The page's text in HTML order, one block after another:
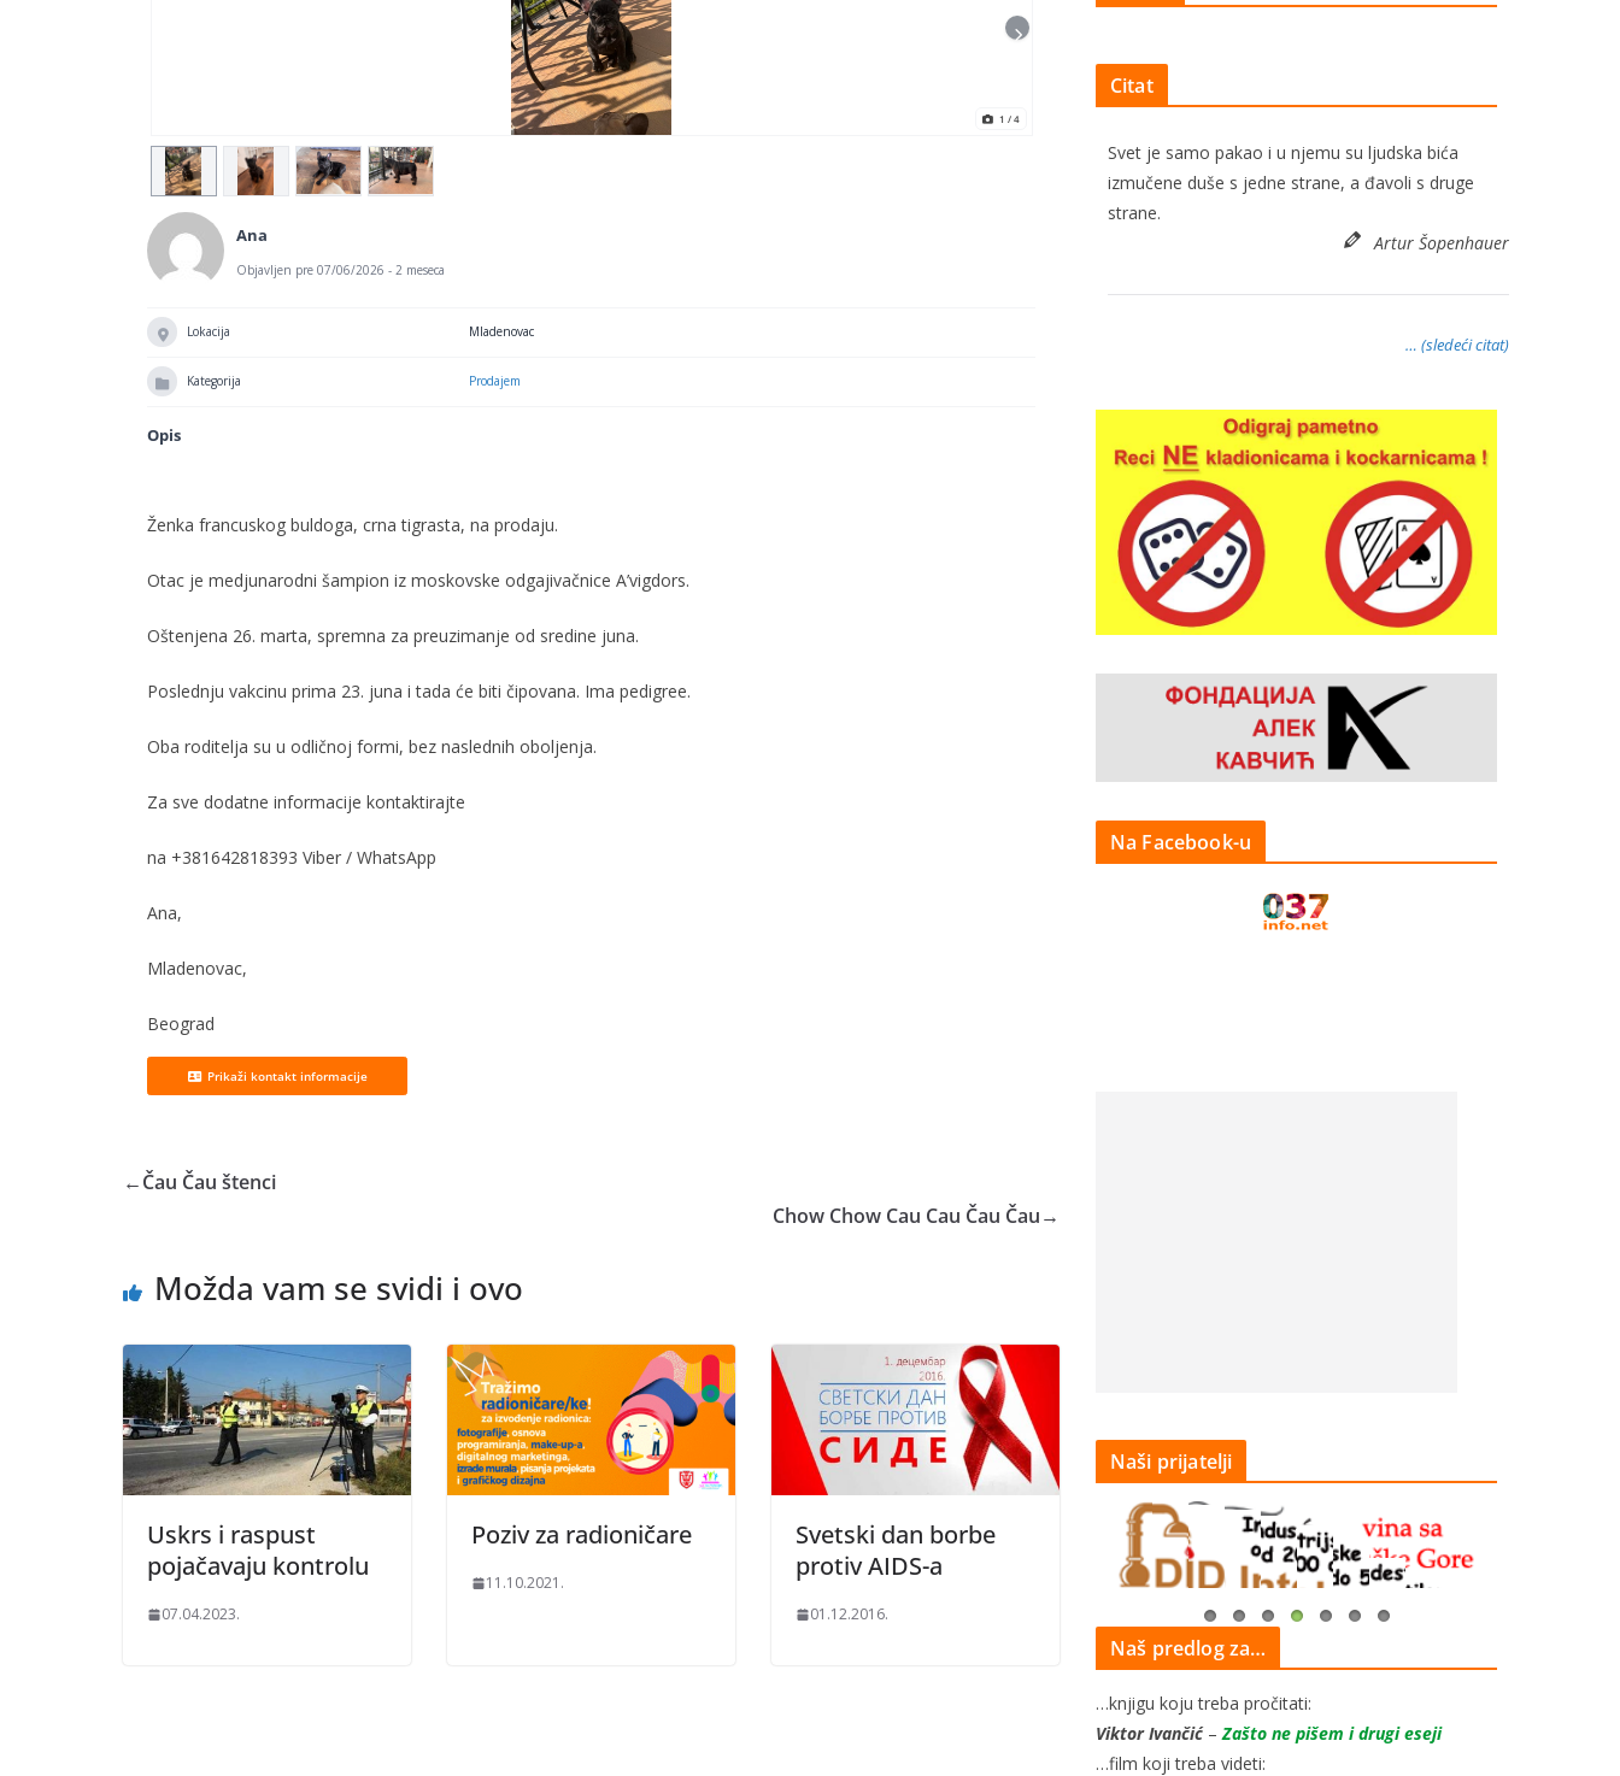
1 / 4
Ana
Objavljen pre 07/06/2026 - 2 meseca
Lokacija Mladenovac
Kategorija Prodajem
Opis
Ženka francuskog buldoga, crna tigrasta, na prodaju.
Otac je medjunarodni šampion iz moskovske odgajivačnice A’vigdors.
Oštenjena 26. marta, spremna za preuzimanje od sredine juna.
Poslednju vakcinu prima 23. juna i tada će biti čipovana. Ima pedigree.
Oba roditelja su u odličnoj formi, bez naslednih oboljenja.
Za sve dodatne informacije kontaktirajte
na +381642818393 Viber / WhatsApp
Ana,
Mladenovac,
Beograd
Prikaži kontakt informacije
←Čau Čau štenci
Chow Chow Cau Cau Čau Čau→
Možda vam se svidi i ovo
Uskrs i raspust
pojačavaju kontrolu
07.04.2023.
Poziv za radioničare
11.10.2021.
Svetski dan borbe
protiv AIDS-a
01.12.2016.
Citat
Svet je samo pakao i u njemu su ljudska bića
izmučene duše s jedne strane, a đavoli s druge
strane.
Artur Šopenhauer
… (sledeći citat)
Na Facebook-u
Naši prijatelji
Naš predlog za…
…knjigu koju treba pročitati:
Viktor Ivančić– Zašto ne pišem i drugi eseji
…film koji treba videti: